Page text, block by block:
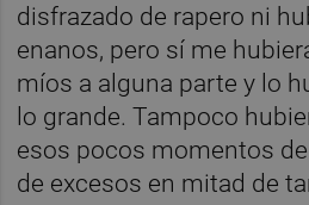
disfrazado de rapero ni
enanos, pero sí me
míos a alguna parte y lo
lo grande. Tampoco
esos pocos momentos
de excesos en mitad de